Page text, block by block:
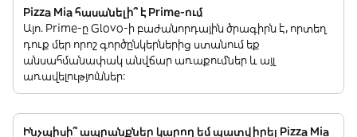
Pizza Mia հասանելի՞ է Prime-ում
Այո. Prime-ը Glovo-ի բաժանորդային ծրագիրն է, որտեղ
դուք մեր որոշ գործընկերներից ստանում եք
անսահմանափակ անվճար առաքումներ և այլ
առավելություններ:
Ինչպիսի՞ ապրանքներ կարող եմ պատվիրել Pizza Mia